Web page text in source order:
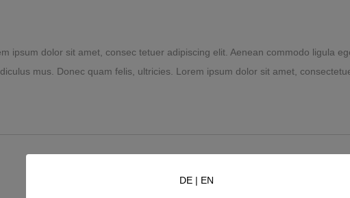
ipsum dolor sit amet, consec tetuer adipiscing elit. Aenean commodo ligula
mus. Donec quam felis, ultricies. Lorem ipsum dolor sit amet,
DE | EN